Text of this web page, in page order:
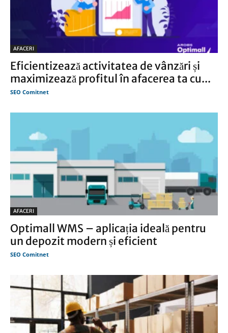
AFACERI
Eficientizează activitatea de vânzări și
maximizează profitul în afacerea ta cu...
SEO Comitnet
AFACERI
Optimall WMS – aplicația ideală pentru
un depozit modern și eficient
SEO Comitnet